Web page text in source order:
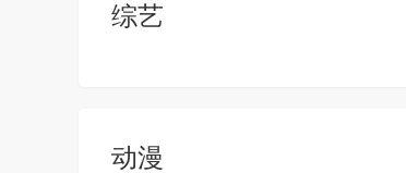
综艺
动漫